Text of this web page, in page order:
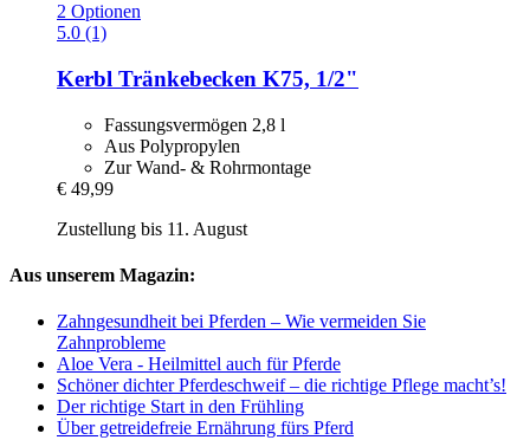
2 Optionen
5.0 (1)
Kerbl Tränkebecken K75, 1/2"
Fassungsvermögen 2,8 l
Aus Polypropylen
Zur Wand- & Rohrmontage
€ 49,99
Zustellung bis 11. August
Aus unserem Magazin:
Zahngesundheit bei Pferden – Wie vermeiden Sie
Zahnprobleme
Aloe Vera - Heilmittel auch für Pferde
Schöner dichter Pferdeschweif – die richtige Pflege macht’s!
Der richtige Start in den Frühling
Über getreidefreie Ernährung fürs Pferd